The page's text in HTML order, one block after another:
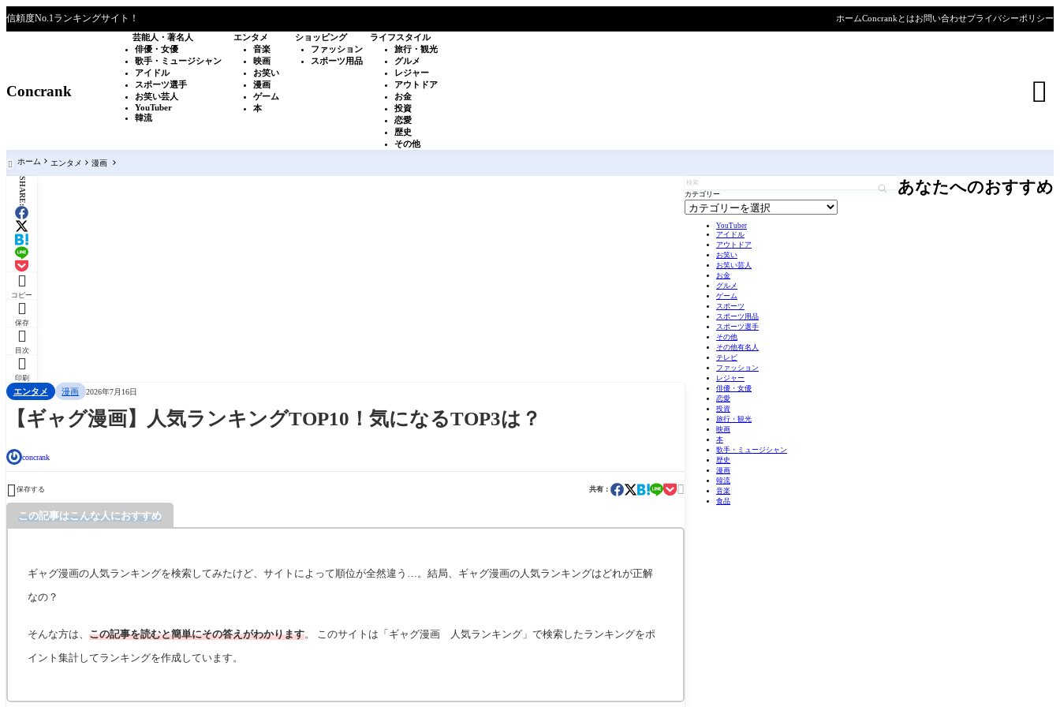
信頼度No.1ランキングサイト！ ホームConcrankとはお問い合わせプライバシーポリシー
Concrank
芸能人・著名人
俳優・女優
歌手・ミュージシャン
アイドル
スポーツ選手
お笑い芸人
YouTuber
韓流
エンタメ
音楽
映画
お笑い
漫画
ゲーム
本
ショッピング
ファッション
スポーツ用品
ライフスタイル
旅行・観光
グルメ
レジャー
アウトドア
お金
投資
恋愛
歴史
その他

 ホーム エンタメ 漫画
SHARE:

コピー

保存

目次

印刷
エンタメ 漫画 2026年7月16日
【ギャグ漫画】人気ランキングTOP10！気になるTOP3は？
concrank
 保存する 共有： 
この記事はこんな人におすすめ
ギャグ漫画の人気ランキングを検索してみたけど、サイトによって順位が全然違う…。結局、 ギャグ漫画の人気ランキングはどれが正解
なの？
そんな方は、この記事を読むと簡単にその答えがわかります。 このサイトは「ギャグ漫画 人気ランキング」で検索したランキングをポ
イント集計してランキングを作成しています。
カテゴリー
YouTuber
アイドル
アウトドア
お笑い
お笑い芸人
お金
グルメ
ゲーム
スポーツ
スポーツ用品
スポーツ選手
その他
その他有名人
テレビ
ファッション
レジャー
俳優・女優
恋愛
投資
旅行・観光
映画
本
歌手・ミュージシャン
歴史
漫画
韓流
音楽
食品
あなたへのおすすめ